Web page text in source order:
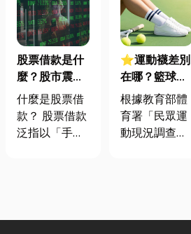
股票借款是什
麼？股市震盪|
股票借款、股
票質借、當鋪
借款完整比較
什麼是股票借
款？ 股票借款
泛指以「手中
的融資方式，
⭐運動襪差別
在哪？籃球、
慢跑、排球襪
挑選全攻略，
穿對了運動不
根據教育部體
育署「民眾運
動現況調查」
與各類球類運